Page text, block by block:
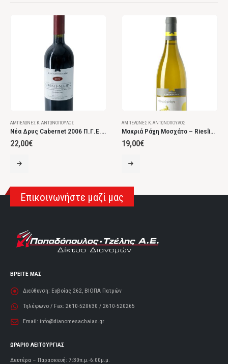
ΑΜΠΕΛΏΝΕΣ Κ. ΑΝΤΩΝΌΠΟΥΛΟΣ
Νέα Δρυς Cabernet 2006 Π.Γ.Ε. Αχαΐα Ερυθρός Ξηρός
22,00€
ΑΜΠΕΛΏΝΕΣ Κ. ΑΝΤΩΝΌΠΟΥΛΟΣ
Μακριά Ράχη Μοσχάτο – Riesling 2020
19,00€
Επικοινωνήστε μαζί μας
ΒΡΕΙΤΕ ΜΑΣ
Διεύθυνση: Ευβοίας 262, ΒΙΟΠΑ Πατρών
Τηλέφωνο / Fax: 2610-520630 / 2610-520265
Email: info@dianomesachaias.gr
ΩΡΑΡΙΟ ΛΕΙΤΟΥΡΓΙΑΣ
Δευτέρα – Παρασκευή: 7:30π.μ.-6:00μ.μ.